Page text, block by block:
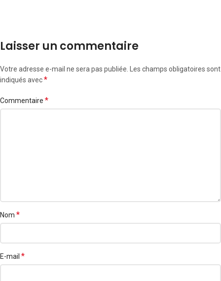
Laisser un commentaire
Votre adresse e-mail ne sera pas publiée. Les champs obligatoires sont
indiqués avec*
Commentaire *
Nom *
E-mail *